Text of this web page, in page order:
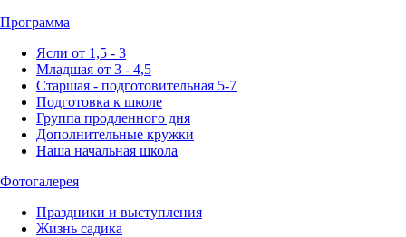
Программа
Ясли от 1,5 - 3
Младшая от 3 - 4,5
Старшая - подготовительная 5-7
Подготовка к школе
Группа продленного дня
Дополнительные кружки
Наша начальная школа
Фотогалерея
Праздники и выступления
Жизнь садика